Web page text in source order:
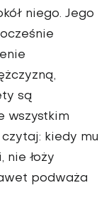
niego. Jego
są
wszystkim
kiedy mu
nie łoży
podważa